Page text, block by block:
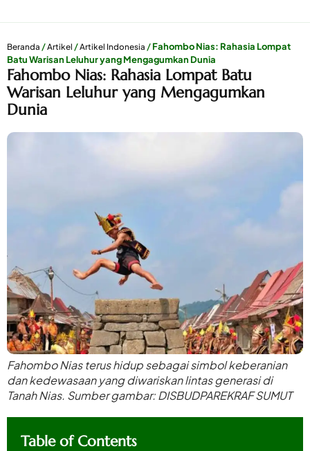
Beranda /Artikel /Artikel Indonesia /Fahombo Nias: Rahasia Lompat
Batu Warisan Leluhur yang Mengagumkan Dunia
Fahombo Nias: Rahasia Lompat Batu
Warisan Leluhur yang Mengagumkan
Dunia
Fahombo Nias terus hidup sebagai simbol keberanian
dan kedewasaan yang diwariskan lintas generasi di
Tanah Nias. Sumber gambar: DISBUDPAREKRAF SUMUT
Table of Contents